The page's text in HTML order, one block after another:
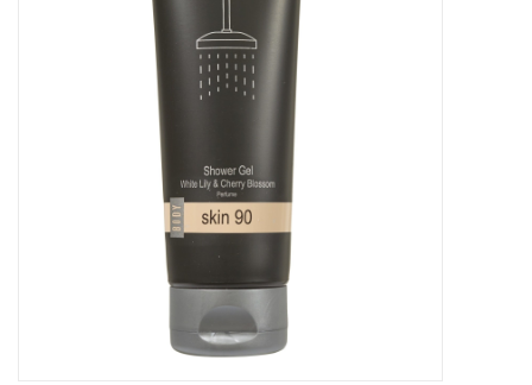
Thee, Koffie & wat Lekkers